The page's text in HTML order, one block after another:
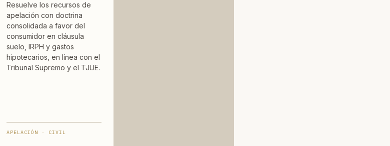
Resuelve los recursos de
apelación con doctrina
consolidada a favor del
consumidor en cláusula
suelo, IRPH y gastos
hipotecarios, en línea con el
Tribunal Supremo y el TJUE.
APELACIÓN · CIVIL